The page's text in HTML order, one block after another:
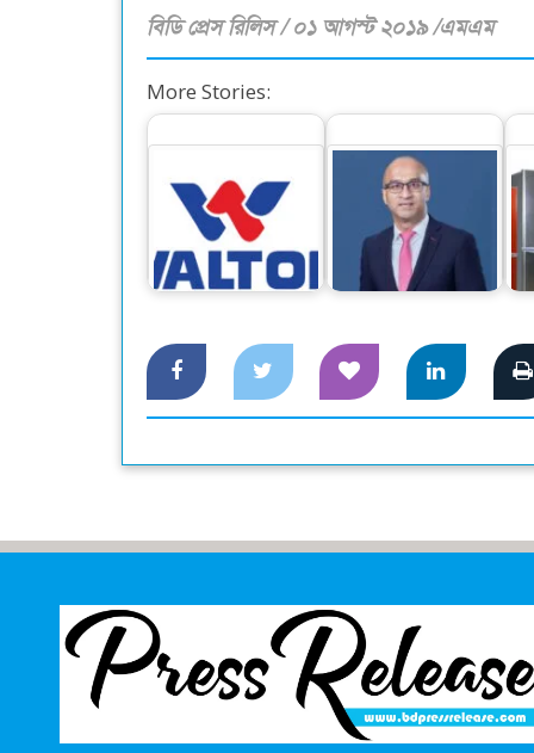
বিডি প্রেস রিলিস / ০১ আগস্ট ২০১৯ /এমএম
More Stories:
ওয়ালটনের আকর্ষণীয়
ডিভিডেন্ড ঘোষণা :
সুদৃঢ়…
‘সিটি ব্যাংকের নিট
মুনাফা ১ হাজার ১৪
কোটি টাকা’